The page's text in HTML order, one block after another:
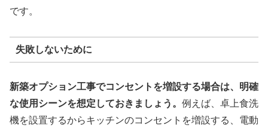
です。
失敗しないために
新築オプション工事でコンセントを増設する場合は、明確
な使用シーンを想定しておきましょう。 例えば、卓上食洗
機を設置するからキッチンのコンセントを増設する、電動